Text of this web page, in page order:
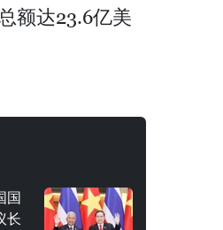
额达23.6亿美
国
长